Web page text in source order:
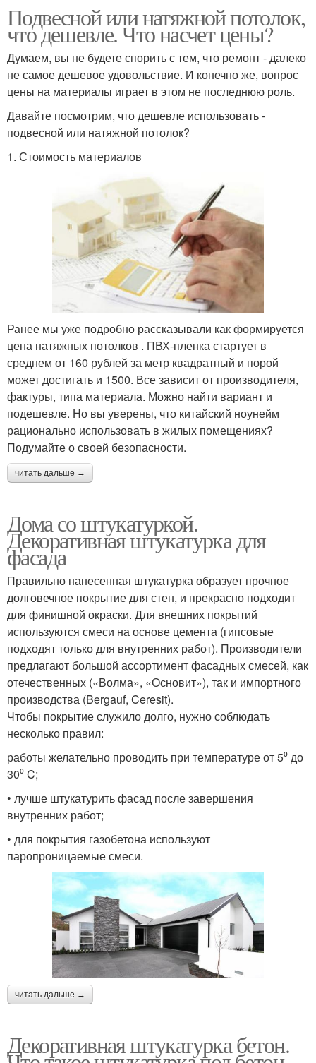
Подвесной или натяжной потолок,
что дешевле. Что насчет цены?
Думаем, вы не будете спорить с тем, что ремонт - далеко
не самое дешевое удовольствие. И конечно же, вопрос
цены на материалы играет в этом не последнюю роль.
Давайте посмотрим, что дешевле использовать -
подвесной или натяжной потолок?
1. Стоимость материалов
Ранее мы уже подробно рассказывали как формируется
цена натяжных потолков . ПВХ-пленка стартует в
среднем от 160 рублей за метр квадратный и порой
может достигать и 1500. Все зависит от производителя,
фактуры, типа материала. Можно найти вариант и
подешевле. Но вы уверены, что китайский ноунейм
рационально использовать в жилых помещениях?
Подумайте о своей безопасности.
читать дальше →
Дома со штукатуркой.
Декоративная штукатурка для
фасада
Правильно нанесенная штукатурка образует прочное
долговечное покрытие для стен, и прекрасно подходит
для финишной окраски. Для внешних покрытий
используются смеси на основе цемента (гипсовые
подходят только для внутренних работ). Производители
предлагают большой ассортимент фасадных смесей, как
отечественных («Волма», «Основит»), так и импортного
производства (Bergauf, Ceresit).
Чтобы покрытие служило долго, нужно соблюдать
несколько правил:
работы желательно проводить при температуре от 5⁰ до
30⁰ C;
• лучше штукатурить фасад после завершения
внутренних работ;
• для покрытия газобетона используют
паропроницаемые смеси.
читать дальше →
Декоративная штукатурка бетон.